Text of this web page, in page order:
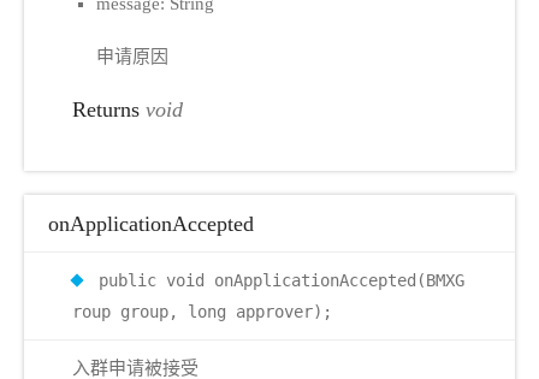
申请原因
Returns void
onApplicationAccepted
public void onApplicationAccepted(BMXG
roup group, long approver);
入群申请被接受